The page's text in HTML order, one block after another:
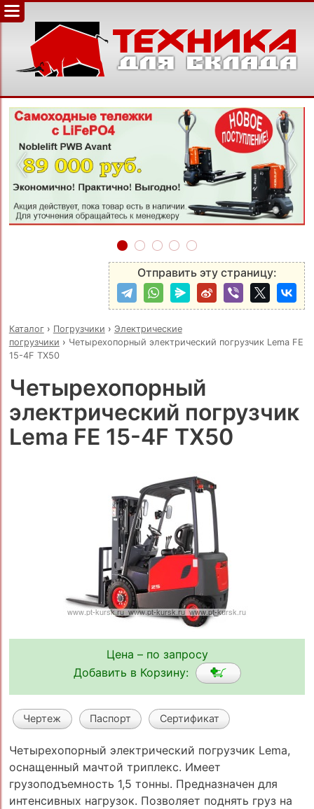
‹ ›
Отправить эту страницу:
Каталог› Погрузчики › Электрические
погрузчики › Четырехопорный электрический погрузчик Lema FE
15-4F TX50
Четырехопорный
электрический погрузчик
Lema FE 15-4F TX50
Цена – по запросу
Добавить в Корзину:
Чертеж Паспорт Сертификат
Четырехопорный электрический погрузчик Lema,
оснащенный мачтой триплекс. Имеет
грузоподъемность 1,5 тонны. Предназначен для
интенсивных нагрузок. Позволяет поднять груз на